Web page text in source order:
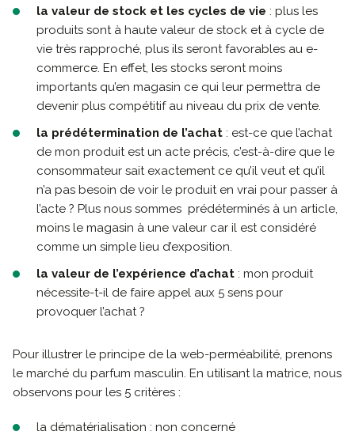
la valeur de stock et les cycles de vie : plus les
produits sont à haute valeur de stock et à cycle de
vie très rapproché, plus ils seront favorables au e-
commerce. En effet, les stocks seront moins
importants qu’en magasin ce qui leur permettra de
devenir plus compétitif au niveau du prix de vente.
la prédétermination de l’achat : est-ce que l’achat
de mon produit est un acte précis, c’est-à-dire que le
consommateur sait exactement ce qu’il veut et qu’il
n’a pas besoin de voir le produit en vrai pour passer à
l’acte ? Plus nous sommes prédéterminés à un article,
moins le magasin à une valeur car il est considéré
comme un simple lieu d’exposition.
la valeur de l’expérience d’achat : mon produit
nécessite-t-il de faire appel aux 5 sens pour
provoquer l’achat ?
Pour illustrer le principe de la web-perméabilité, prenons
le marché du parfum masculin. En utilisant la matrice, nous
observons pour les 5 critères :
la dématérialisation : non concerné